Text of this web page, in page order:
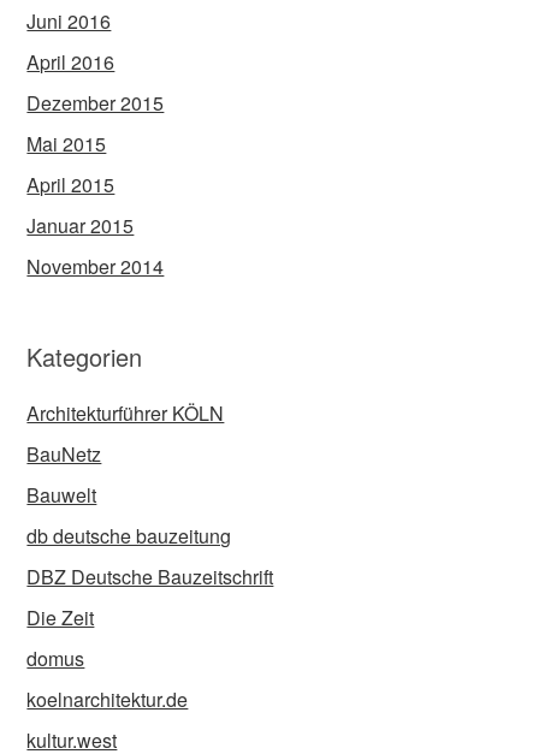
Juni 2016
April 2016
Dezember 2015
Mai 2015
April 2015
Januar 2015
November 2014
Kategorien
Architekturführer KÖLN
BauNetz
Bauwelt
db deutsche bauzeitung
DBZ Deutsche Bauzeitschrift
Die Zeit
domus
koelnarchitektur.de
kultur.west